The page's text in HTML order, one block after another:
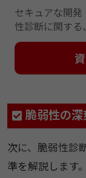
セキュアな開
性診断に関す
脆弱性の
次に、脆弱性診
準を解説します。